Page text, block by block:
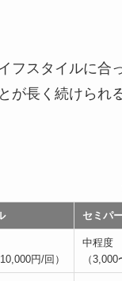
フスタイルに合
が長く続けられ
セミパ
円/回）
中程度
（